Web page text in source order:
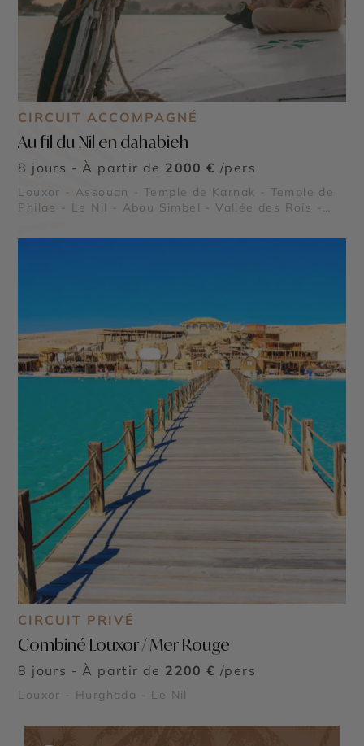
CIRCUIT ACCOMPAGNÉ
Au fil du Nil en dahabieh
8 jours - À partir de 2000 € /pers
Louxor - Assouan - Temple de Karnak - Temple de
Philae - Le Nil - Abou Simbel - Vallée des Rois -
CIRCUIT PRIVÉ
Combiné Louxor / Mer Rouge
8 jours - À partir de 2200 € /pers
Louxor - Hurghada - Le Nil